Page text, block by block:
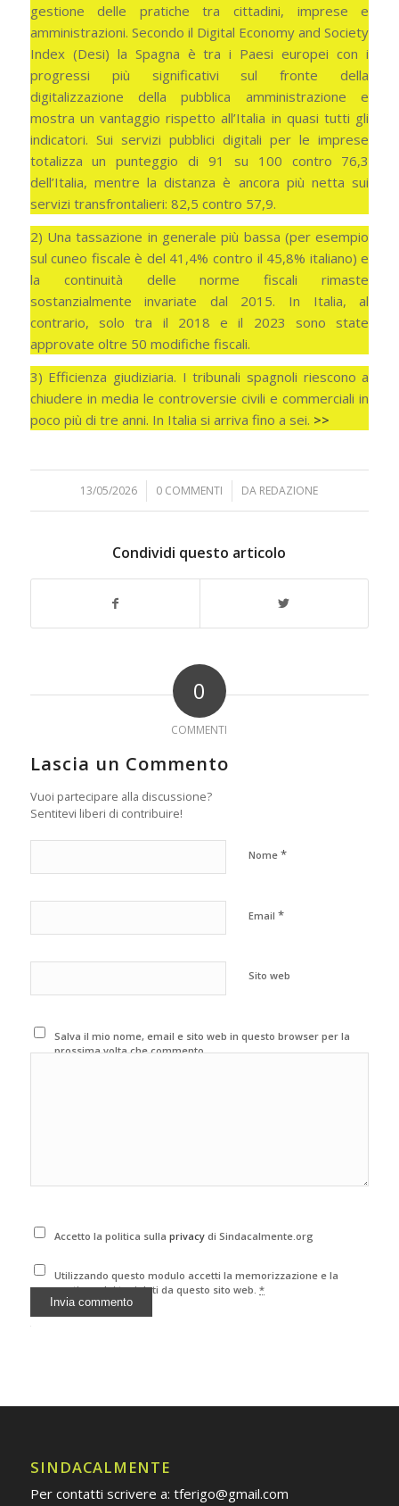
gestione delle pratiche tra cittadini, imprese e
amministrazioni. Secondo il Digital Economy and Society
Index (Desi) la Spagna è tra i Paesi europei con i
progressi più significativi sul fronte della
digitalizzazione della pubblica amministrazione e
mostra un vantaggio rispetto all’Italia in quasi tutti gli
indicatori. Sui servizi pubblici digitali per le imprese
totalizza un punteggio di 91 su 100 contro 76,3
dell’Italia, mentre la distanza è ancora più netta sui
servizi transfrontalieri: 82,5 contro 57,9.
2) Una tassazione in generale più bassa (per esempio
sul cuneo fiscale è del 41,4% contro il 45,8% italiano) e
la continuità delle norme fiscali rimaste
sostanzialmente invariate dal 2015. In Italia, al
contrario, solo tra il 2018 e il 2023 sono state
approvate oltre 50 modifiche fiscali.
3) Efficienza giudiziaria. I tribunali spagnoli riescono a
chiudere in media le controversie civili e commerciali in
poco più di tre anni. In Italia si arriva fino a sei. >>
13/05/2026
/ 0 COMMENTI
/ DA REDAZIONE
Condividi questo articolo
0
COMMENTI
Lascia un Commento
Vuoi partecipare alla discussione?
Sentitevi liberi di contribuire!
Nome *
Email *
Sito web
Salva il mio nome, email e sito web in questo browser per la
prossima volta che commento.
Accetto la politica sullaprivacydi Sindacalmente.org
Utilizzando questo modulo accetti la memorizzazione e la
gestione dei tuoi dati da questo sito web.*
SINDACALMENTE
Per contatti scrivere a: tferigo@gmail.com